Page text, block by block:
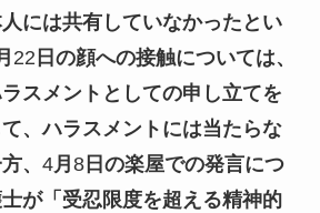
には共有していなかったとい
22 日の顔への接触については、
スメントとしての申し立てを
、ハラスメントには当たらな
、 4月 8日の楽屋での発言につ
が「受忍限度を超える精神的